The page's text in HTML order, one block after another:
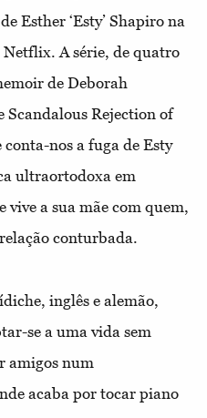
Esther ‘Esty’ Shapiro na
A série, de quatro
de Deborah
Rejection of
nos a fuga de Esty
ultraortodoxa em
a sua mãe com quem,
conturbada.
inglês e alemão,
se a uma vida sem
amigos num
acaba por tocar piano